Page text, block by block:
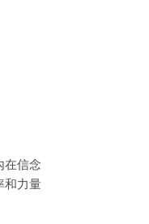
在信念
和力量